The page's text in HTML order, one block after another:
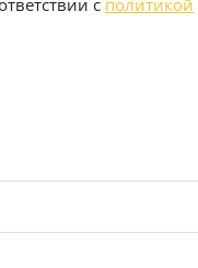
с политикой